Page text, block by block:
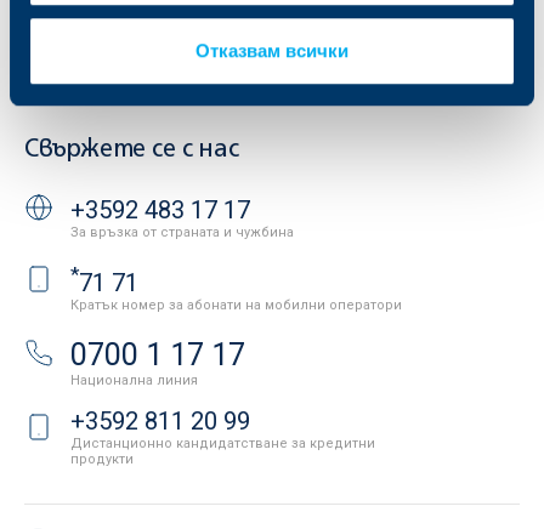
Отказвам всички
Кариери
Бисквитки
Свържете се с нас
+3592 483 17 17
За връзка от страната и чужбина
*71 71
Кратък номер за абонати на мобилни оператори
0700 1 17 17
Национална линия
+3592 811 20 99
Дистанционно кандидатстване за кредитни
продукти